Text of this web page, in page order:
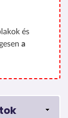
és
a